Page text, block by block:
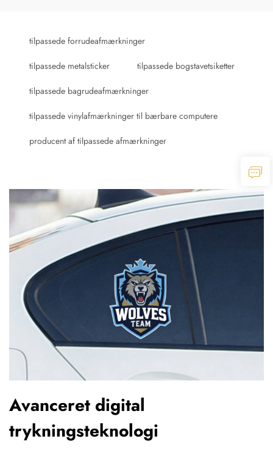
tilpassede forrudeafmærkninger
tilpassede metalsticker tilpassede bogstavetsiketter
tilpassede bagrudeafmærkninger
tilpassede vinylafmærkninger til bærbare computere
producent af tilpassede afmærkninger
Avanceret digital
trykningsteknologi